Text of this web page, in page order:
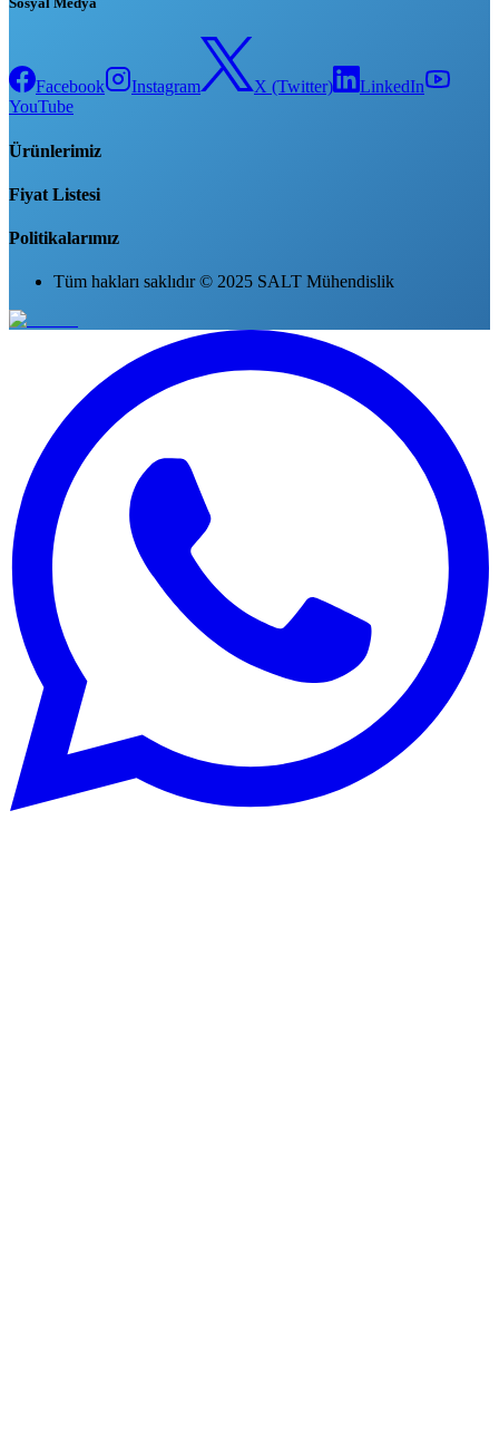
Facebook Instagram X (Twitter)
LinkedIn
YouTube
Ürünlerimiz
Fiyat Listesi
Politikalarımız
Tüm hakları saklıdır © 2025 SALT Mühendislik